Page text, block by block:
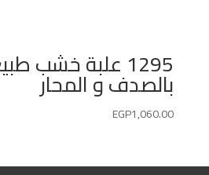
1295 علبة
بالصدف و المحار
EGP1,060.00